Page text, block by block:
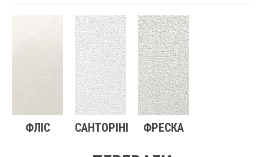
ФЛІС САНТОРІНІ ФРЕСКА